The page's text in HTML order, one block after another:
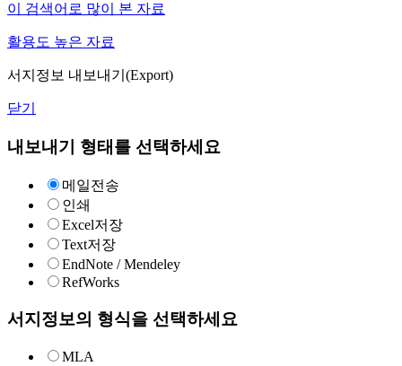
이 검색어로 많이 본 자료
활용도 높은 자료
서지정보 내보내기(Export)
닫기
내보내기 형태를 선택하세요
메일전송
인쇄
Excel저장
Text저장
EndNote / Mendeley
RefWorks
서지정보의 형식을 선택하세요
MLA